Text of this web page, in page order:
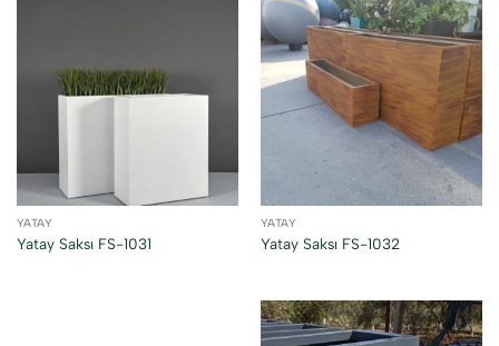
YATAY
Yatay Saksı FS-1031
YATAY
Yatay Saksı FS-1032